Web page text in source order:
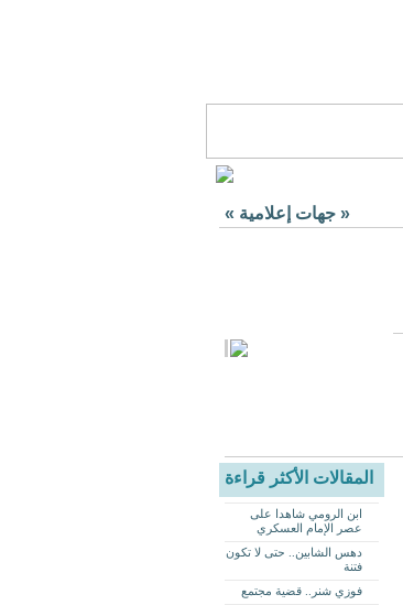
« جهات إعلامية »
المقالات الأكثر قراءة
ابن الرومي شاهدا على
عصر الإمام العسكري
دهس الشابين.. حتى لا تكون
فتنة
فوزي شنر.. قضية مجتمع